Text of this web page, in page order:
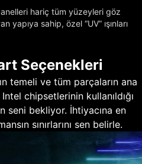
hariç tüm yüzeyleri göz
yapıya sahip, özel “UV” ışınları
Seçenekleri
temeli ve tüm parçaların ana
chipsetlerinin kullanıldığı
seni bekliyor. İhtiyacına en
sınırlarını sen belirle.